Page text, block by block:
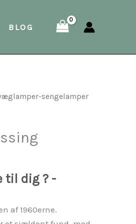
BLOG
sengelamper
til dig ? -
af 1960erne.